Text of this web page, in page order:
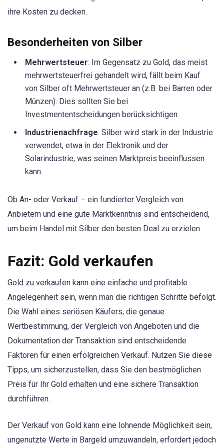
ihre Kosten zu decken.
Besonderheiten von Silber
Mehrwertsteuer: Im Gegensatz zu Gold, das meist
mehrwertsteuerfrei gehandelt wird, fällt beim Kauf
von Silber oft Mehrwertsteuer an (z.B. bei Barren oder
Münzen). Dies sollten Sie bei
Investmententscheidungen berücksichtigen.
Industrienachfrage: Silber wird stark in der Industrie
verwendet, etwa in der Elektronik und der
Solarindustrie, was seinen Marktpreis beeinflussen
kann.
Ob An- oder Verkauf – ein fundierter Vergleich von
Anbietern und eine gute Marktkenntnis sind entscheidend,
um beim Handel mit Silber den besten Deal zu erzielen.
Fazit: Gold verkaufen
Gold zu verkaufen kann eine einfache und profitable
Angelegenheit sein, wenn man die richtigen Schritte befolgt.
Die Wahl eines seriösen Käufers, die genaue
Wertbestimmung, der Vergleich von Angeboten und die
Dokumentation der Transaktion sind entscheidende
Faktoren für einen erfolgreichen Verkauf. Nutzen Sie diese
Tipps, um sicherzustellen, dass Sie den bestmöglichen
Preis für Ihr Gold erhalten und eine sichere Transaktion
durchführen.
Der Verkauf von Gold kann eine lohnende Möglichkeit sein,
ungenutzte Werte in Bargeld umzuwandeln, erfordert jedoch